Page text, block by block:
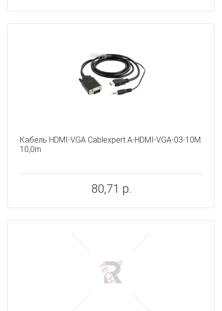
Кабель HDMI-VGA Cablexpert A-HDMI-VGA-03-10M
10,0m
80,71 р.